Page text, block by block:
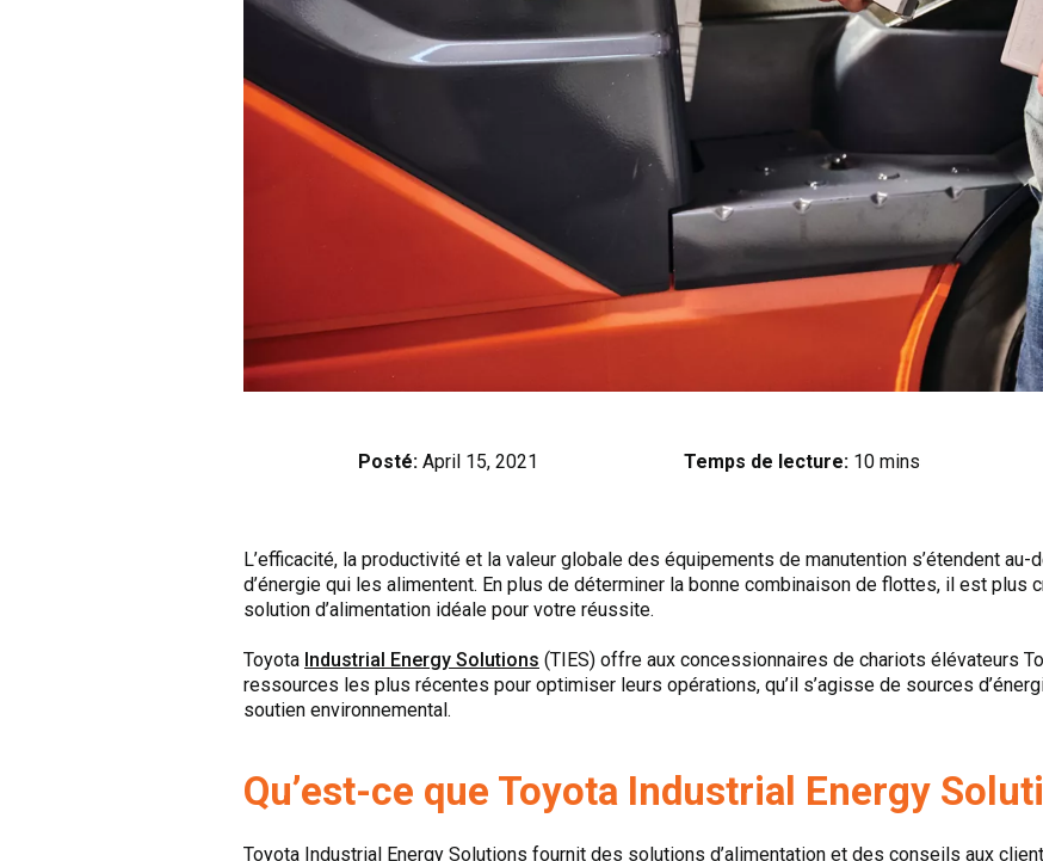
Posté: April 15, 2021 Temps de lecture: 10 mins
L’efficacité, la productivité et la valeur globale des équipements de manutention s’étendent
d’énergie qui les alimentent. En plus de déterminer la bonne combinaison de flottes, il est plus
solution d’alimentation idéale pour votre réussite.
Toyota Industrial Energy Solutions (TIES) offre aux concessionnaires de chariots élévateurs
ressources les plus récentes pour optimiser leurs opérations, qu’il s’agisse de sources
soutien environnemental.
Qu’est-ce que Toyota Industrial Energy
Toyota Industrial Energy Solutions fournit des solutions d’alimentation et des conseils aux